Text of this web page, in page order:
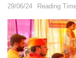
29/06/24 Reading